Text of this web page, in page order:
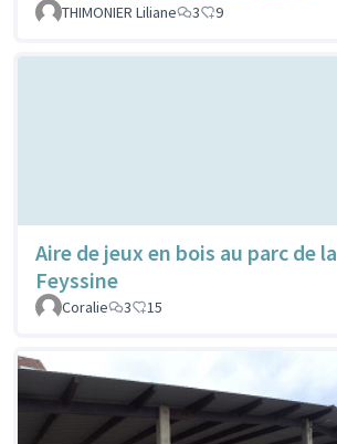
THIMONIER Liliane 3 9
Aire de jeux en bois au parc de la
Feyssine
Coralie 3 15